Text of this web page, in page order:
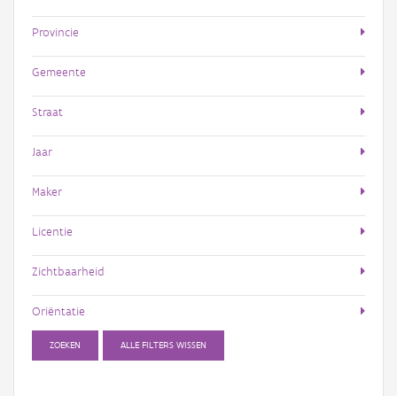
Provincie
Gemeente
Straat
Jaar
Maker
Licentie
Zichtbaarheid
Oriëntatie
ZOEKEN ALLE FILTERS WISSEN